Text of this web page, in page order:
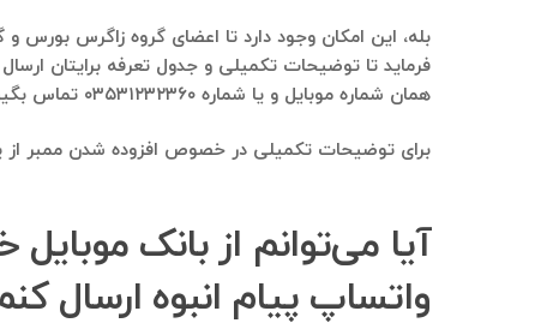
فرماید تا توضیحات تکمیلی و جدول تعرفه برایتان
همان شماره موبایل و یا شماره ۰۳۵۳۱۲۳۲۳۶۰ تماس بگیرید.
برای توضیحات تکمیلی در خصوص افزوده شدن ممبر از یک
آیا می‌توانم از بانک
واتساپ پیام انبوه ارسال